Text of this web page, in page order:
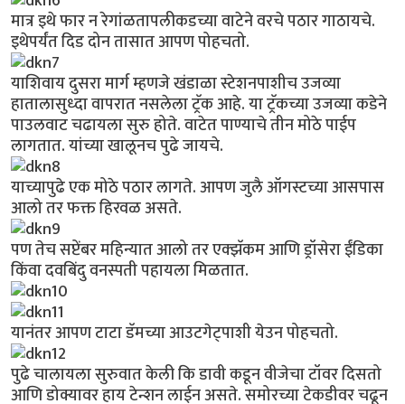
मात्र इथे फार न रेगांळतापलीकडच्या वाटेने वरचे पठार गाठायचे.
इथेपर्यंत दिड दोन तासात आपण पोहचतो.
याशिवाय दुसरा मार्ग म्हणजे खंडाळा स्टेशनपाशीच उजव्या
हातालासुध्दा वापरात नसलेला ट्रॅक आहे. या ट्रॅकच्या उजव्या कडेने
पाउलवाट चढायला सुरु होते. वाटेत पाण्याचे तीन मोठे पाईप
लागतात. यांच्या खालूनच पुढे जायचे.
याच्यापुढे एक मोठे पठार लागते. आपण जुलै ऑगस्टच्या आसपास
आलो तर फक्त हिरवळ असते.
पण तेच सप्टेंबर महिन्यात आलो तर एक्झॅकम आणि ड्रॉसेरा ईंडिका
किंवा दवबिंदु वनस्पती पहायला मिळतात.
यानंतर आपण टाटा डॅमच्या आउटगेट्पाशी येउन पोहचतो.
पुढे चालायला सुरुवात केली कि डावी कडून वीजेचा टॉवर दिसतो
आणि डोक्यावर हाय टेन्शन लाईन असते. समोरच्या टेकडीवर चढून